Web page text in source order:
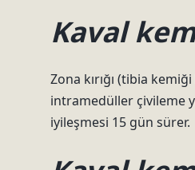
Kaval
Zona kırığı (tibia
intramedüller çivileme
iyileşmesi 15 gün sürer.